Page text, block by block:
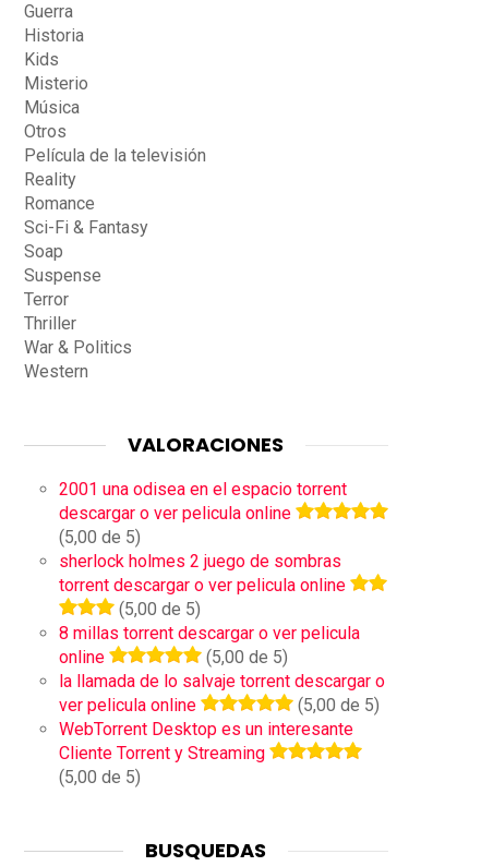
Guerra
Historia
Kids
Misterio
Música
Otros
Película de la televisión
Reality
Romance
Sci-Fi & Fantasy
Soap
Suspense
Terror
Thriller
War & Politics
Western
VALORACIONES
2001 una odisea en el espacio torrent
descargar o ver pelicula online
(5,00 de 5)
sherlock holmes 2 juego de sombras
torrent descargar o ver pelicula online
(5,00 de 5)
8 millas torrent descargar o ver pelicula
online
(5,00 de 5)
la llamada de lo salvaje torrent descargar o
ver pelicula online
(5,00 de 5)
WebTorrent Desktop es un interesante
Cliente Torrent y Streaming
(5,00 de 5)
BUSQUEDAS